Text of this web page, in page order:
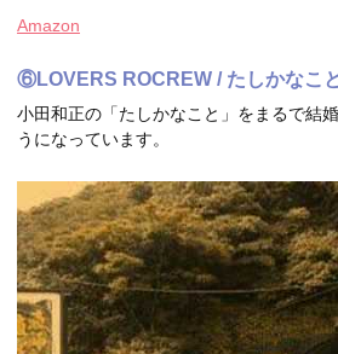
Amazon
⑥LOVERS ROCREW / たしかなこ
小田和正の「たしかなこと」をまるで結
うになっています。